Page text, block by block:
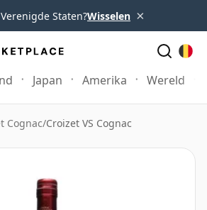
Staten?Wisselen ×
Japan Amerika Wereld
Cognac/Croizet VS Cognac